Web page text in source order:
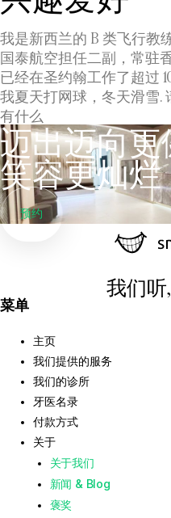
我是新西兰的 B 类飞行教
国泰航空担任二副，常驻
已经在圣约翰工作了超过
我夏天打网球，冬天滑雪.
有什么
迈出迈向
笑容更灿烂
预约
我们
菜单
主页
我们提供的服务
我们的诊所
牙医名录
付款方式
关于
关于我们
新闻 & Blog
褒奖